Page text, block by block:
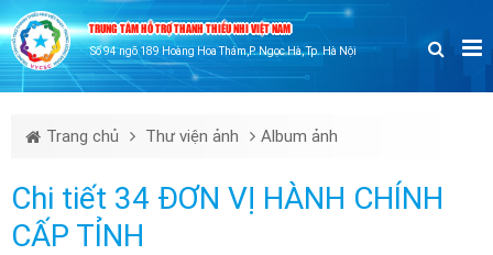
TRUNG TÂM HỖ TRỢ THANH THIẾU NHI VIỆT NAM
Số 94 ngõ 189 Hoàng Hoa Thám,P. Ngọc Hà, Tp. Hà Nội
Trang chủ Thư viện ảnh Album ảnh
Chi tiết 34 ĐƠN VỊ HÀNH CHÍNH
CẤP TỈNH